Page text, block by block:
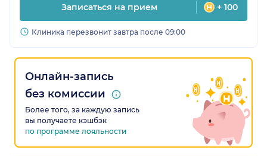
Записаться на прием + 100
Клиника перезвонит завтра после 09:00
Онлайн-запись
без комиссии
Более того, за каждую запись
вы получаете кэшбэк
по программе лояльности